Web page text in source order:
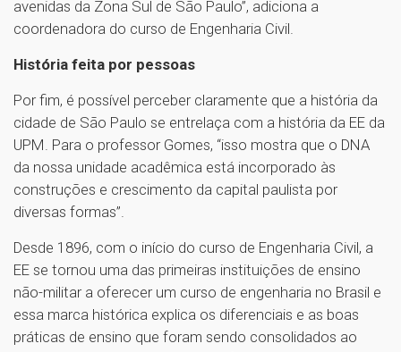
avenidas da Zona Sul de São Paulo”, adiciona a
coordenadora do curso de Engenharia Civil.
História feita por pessoas
Por fim, é possível perceber claramente que a história da
cidade de São Paulo se entrelaça com a história da EE da
UPM. Para o professor Gomes, “isso mostra que o DNA
da nossa unidade acadêmica está incorporado às
construções e crescimento da capital paulista por
diversas formas”.
Desde 1896, com o início do curso de Engenharia Civil, a
EE se tornou uma das primeiras instituições de ensino
não-militar a oferecer um curso de engenharia no Brasil e
essa marca histórica explica os diferenciais e as boas
práticas de ensino que foram sendo consolidados ao